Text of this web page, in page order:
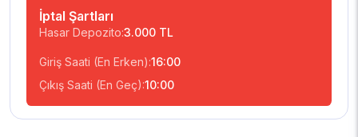
İptal Şartları
Hasar Depozito:3.000 TL
Giriş Saati (En Erken):16:00
Çıkış Saati (En Geç):10:00